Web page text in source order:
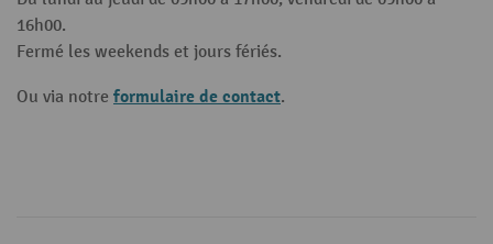
16h00.
Fermé les weekends et jours fériés.
Ou via notre formulaire de contact.